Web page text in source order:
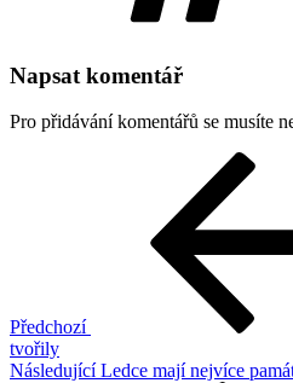
Napsat komentář
Pro přidávání komentářů se musíte
Předchozí
tvořily
Následující
Následující Ledce mají nejvíce